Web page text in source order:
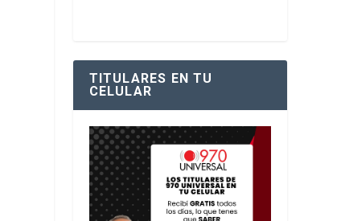
TITULARES EN TU
CELULAR